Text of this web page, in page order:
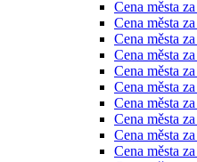
Cena města
Cena města
Cena města
Cena města
Cena města
Cena města
Cena města
Cena města
Cena města
Cena města